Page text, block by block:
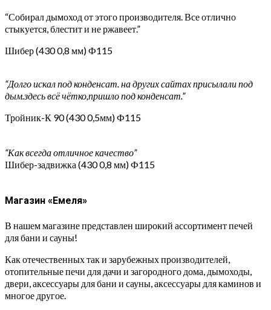
“Собирал дымоход от этого производителя. Все отлично
стыкуется, блестит и не ржавеет.”
Шибер (430 0,8 мм) Ф115
“Долго искал под конденсат. на других сайтах присылали под
дым.здесь всё чётко,пришло под конденсат.”
Тройник-К 90 (430 0,5мм) Ф115
“Как всегда отличное качество”
Шибер-задвижка (430 0,8 мм) Ф115
Магазин «Емеля»
В нашем магазине представлен широкий ассортимент печей
для бани и сауны!
Как отечественных так и зарубежных производителей,
отопительные печи для дачи и загородного дома, дымоходы,
двери, аксессуары для бани и сауны, аксессуары для каминов и
многое другое.